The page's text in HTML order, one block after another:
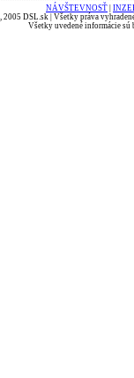
NÁVŠTEVNOSŤ
2005 DSL.sk | Všetky práva
Všetky uvedené informácie sú